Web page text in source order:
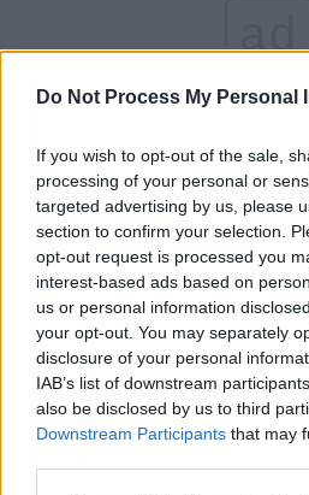
Do Not Process My Personal
If you wish to opt-out of the sale,
processing of your personal or
targeted advertising by us, please
section to confirm your selection.
opt-out request is processed you
interest-based ads based on
us or personal information
your opt-out. You may separately
disclosure of your personal
IAB’s list of downstream
also be disclosed by us to third
Downstream Participants that may
Susțineți presa liberă!
24 de ore
21.40
Comisia Europeană,
PSD-AUR: ”Vom analiza cu
19.50 Să vă amintesc cine e
Sabotaj grav al PNRR,